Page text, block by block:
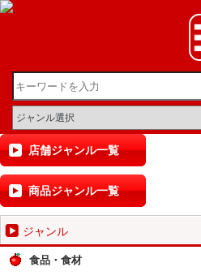
店舗ジャンル一覧
商品ジャンル一覧
ジャンル
食品・食材